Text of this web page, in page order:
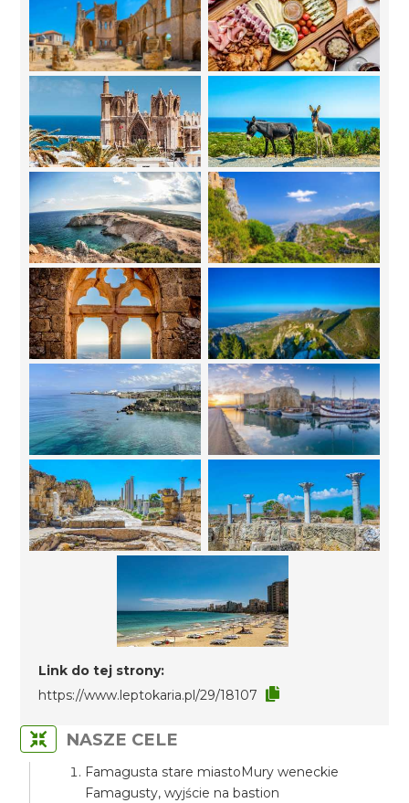
Link do tej strony:
https://www.leptokaria.pl/29/18107
NASZE CELE
Famagusta stare miastoMury weneckie
Famagusty, wyjście na bastion